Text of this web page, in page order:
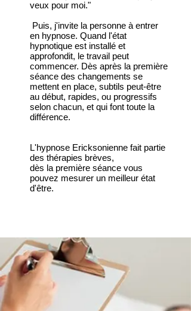
veux pour moi."
Puis, j'invite la personne à entrer
en hypnose. Quand l'état
hypnotique est installé et
approfondit, le travail peut
commencer. Dès après la première
séance des changements se
mettent en place, subtils peut-être
au début, rapides, ou progressifs
selon chacun, et qui font toute la
différence.
L'hypnose Ericksonienne fait partie
des thérapies brèves,
dès la première séance vous
pouvez mesurer un meilleur état
d'être.